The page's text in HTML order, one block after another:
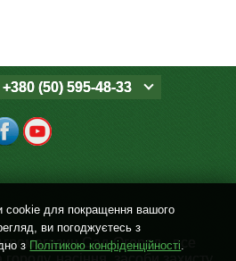
+380 (50) 595-48-33
Сад-Огород - все
выгребных ям и
cookie для покращення вашого
ви погоджуєтесь з
з Політикою конфіденційності.